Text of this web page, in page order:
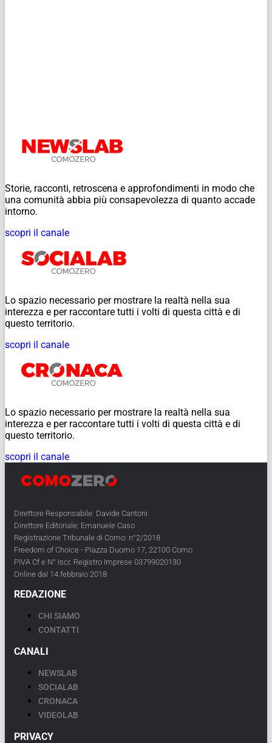
Storie, racconti, retroscena e approfondimenti in modo che
una comunità abbia più consapevolezza di quanto accade
intorno.
scopri il canale
Lo spazio necessario per mostrare la realtà nella sua
interezza e per raccontare tutti i volti di questa città e di
questo territorio.
scopri il canale
Lo spazio necessario per mostrare la realtà nella sua
interezza e per raccontare tutti i volti di questa città e di
questo territorio.
scopri il canale
Direttore Responsabile: Davide Cantoni
Direttore Editoriale: Emanuele Caso
Registrazione Tribunale di Como: n°2/2018
Freedom of Choice - Piazza Duomo 17, 22100 Como
PIVA Cf e N° Iscr. Registro Imprese 03799020130
Online dal 14 febbraio 2018
REDAZIONE
CHI SIAMO
CONTATTI
CANALI
NEWSLAB
SOCIALAB
CRONACA
VIDEOLAB
PRIVACY